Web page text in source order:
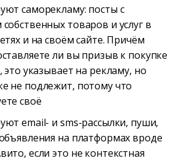
саморекламу: посты с
товаров и услуг в
и на своём сайте. Причём
ли вы призыв к покупке
указывает на рекламу, но
не подлежит, потому что
своё
email- и sms-рассылки, пуши,
на платформах вроде
если это не контекстная